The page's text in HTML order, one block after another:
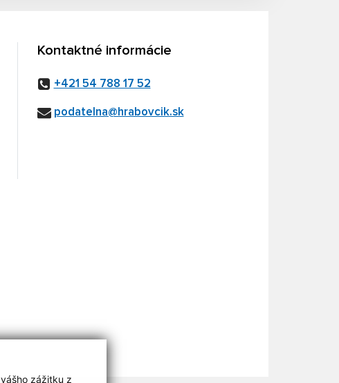
zážitku z
Kontaktné informácie
+421 54 788 17 52
podatelna@hrabovcik.sk